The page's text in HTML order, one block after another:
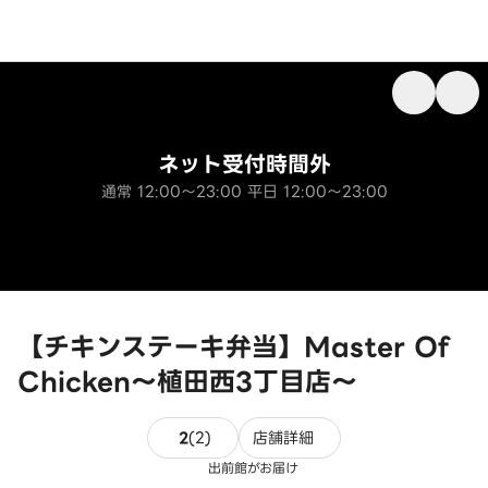
【チキンステーキ弁当】Master Of
Chicken～植田西3丁目店～
ネット受付時間外
通常 12:00～23:00 平日 12:00～23:00
2(2) 2件のレビュー
店舗詳細
出前館がお届け